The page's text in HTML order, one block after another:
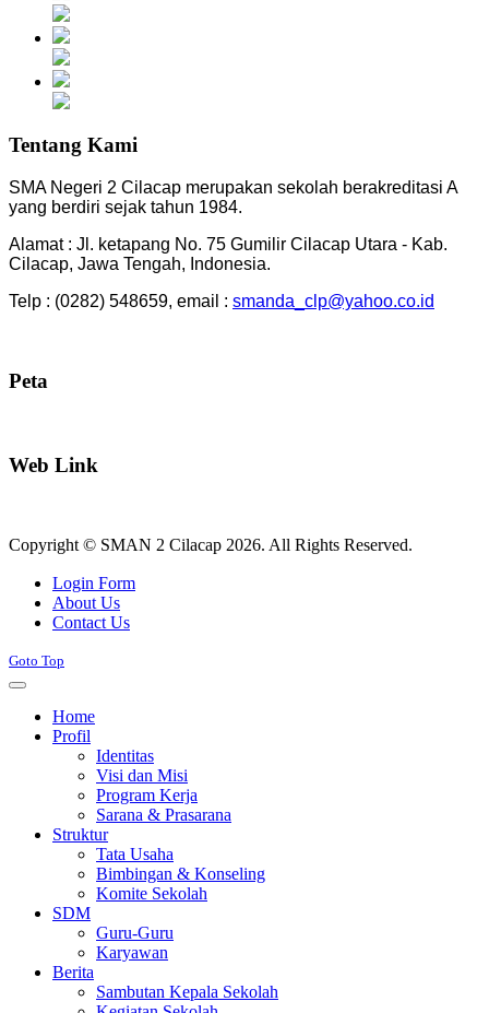
Tentang Kami
SMA Negeri 2 Cilacap merupakan sekolah berakreditasi A
yang berdiri sejak tahun 1984.
Alamat : Jl. ketapang No. 75 Gumilir Cilacap Utara - Kab.
Cilacap, Jawa Tengah, Indonesia.
Telp : (0282) 548659, email : smanda_clp@yahoo.co.id
Peta
Web Link
Copyright © SMAN 2 Cilacap 2026. All Rights Reserved.
Login Form
About Us
Contact Us
Goto Top
Home
Profil
Identitas
Visi dan Misi
Program Kerja
Sarana & Prasarana
Struktur
Tata Usaha
Bimbingan & Konseling
Komite Sekolah
SDM
Guru-Guru
Karyawan
Berita
Sambutan Kepala Sekolah